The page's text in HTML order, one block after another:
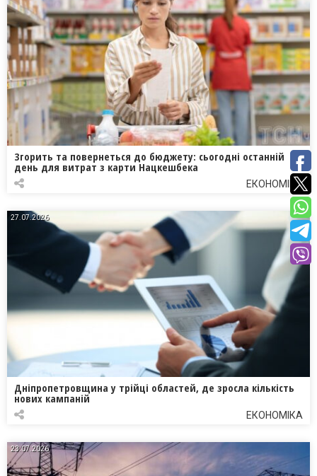
Згорить та повернеться до бюджету: сьогодні останній
день для витрат з карти Нацкешбека
ЕКОНОМІКА
27.07.2026
Дніпропетровщина у трійці областей, де зросла кількість
нових кампаній
ЕКОНОМІКА
23.07.2026